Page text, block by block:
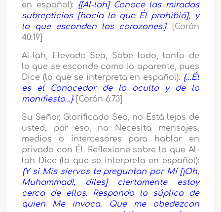
en español): {[Al-lah] Conoce las miradas
subrepticias [hacia lo que Él prohibió], y
lo que esconden los corazones.}
[Corán
40:19]
Al-lah, Elevado Sea, Sabe todo, tanto de
lo que se esconde como lo aparente, pues
Dice (lo que se interpreta en español): {…Él
es el Conocedor de lo oculto y de lo
manifiesto…}[Corán 6:73]
Su Señor, Glorificado Sea, no Está lejos de
usted, por eso, no Necesita mensajes,
medios o intercesores para hablar en
privado con Él. Reflexione sobre lo que Al-
lah Dice (lo que se interpreta en español):
{Y si Mis siervos te preguntan por Mí [¡Oh,
Muhammad!, diles] ciertamente estoy
cerca de ellos. Respondo la súplica de
quien Me invoca. Que me obedezcan